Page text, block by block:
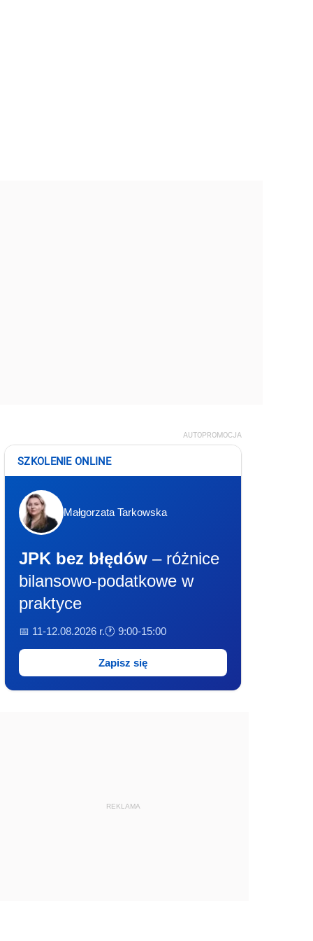
AUTOPROMOCJA
SZKOLENIE ONLINE
Małgorzata Tarkowska
JPK bez błędów – różnice
bilansowo-podatkowe w
praktyce
📅 11-12.08.2026 r.🕐 9:00-15:00
Zapisz się
REKLAMA